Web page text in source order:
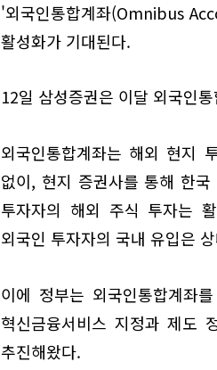
'외국인통합계좌(Omnibus
활성화가 기대된다.
12일 삼성증권은 이달 외국인
외국인통합계좌는 해외 현지
없이, 현지 증권사를 통해 한
투자자의 해외 주식 투자는
외국인 투자자의 국내 유입은
이에 정부는 외국인통합계좌
혁신금융서비스 지정과 제도
추진해왔다.